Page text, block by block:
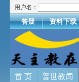
用户名：
答疑 资料下载
首 页 普世教闻